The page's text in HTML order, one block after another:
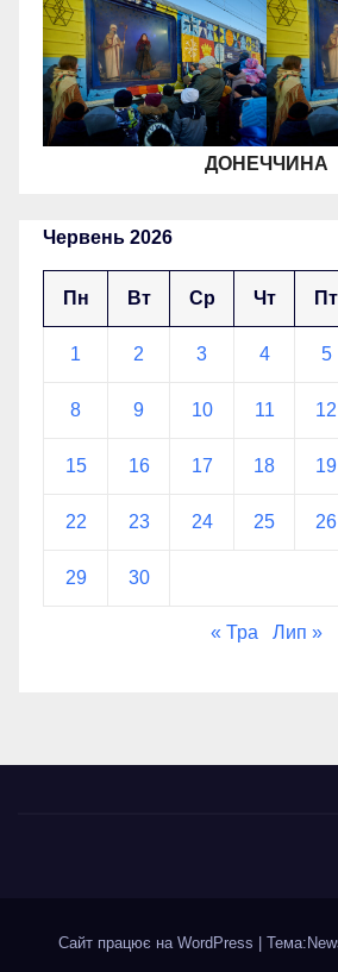
ДОНЕЧЧИНА
Червень 2026
Пн Вт Ср Чт Пт
1 2 3 4 5
8 9 10 11 12
15 16 17 18 19
22 23 24 25 26
29 30
« Тра Лип »
Сайт працює на WordPress